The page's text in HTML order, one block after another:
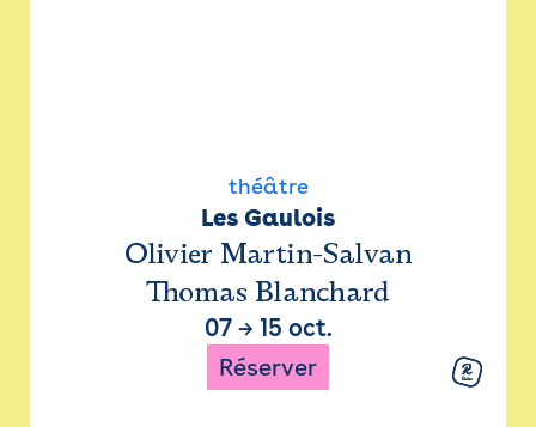
théâtre
Les Gaulois
Olivier Martin-Salvan
Thomas Blanchard
07→ 15 oct.
Réserver